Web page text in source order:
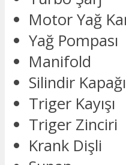
Motor Yağ
Yağ Pompası
Manifold
Silindir Kapağı
Triger Kayışı
Triger Zinciri
Krank Dişli